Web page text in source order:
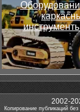
2002-
Копирование публикаций